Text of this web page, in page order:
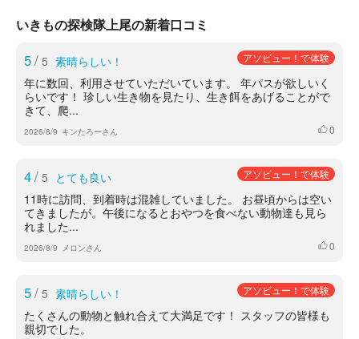
いきもの探検隊上尾の新着口コミ
5/ 5 素晴らしい！ アソビュー！で体験
年に数回、利用させていただいています。 年パスが欲しいく
らいです！ 珍しい生き物を見たり、生き餌をあげることがで
きて、爬...
2026/8/9 キンたろーさん いいね
0
4/ 5 とても良い アソビュー！で体験
11時に訪問、到着時は混雑していました。 お昼頃からは空い
てきましたが。午後になるとおやつを食べない動物達も見ら
れました...
2026/8/9 メロンさん いいね
0
5/ 5 素晴らしい！ アソビュー！で体験
たくさんの動物と触れ合えて大満足です！ スタッフの皆様も
親切でした。